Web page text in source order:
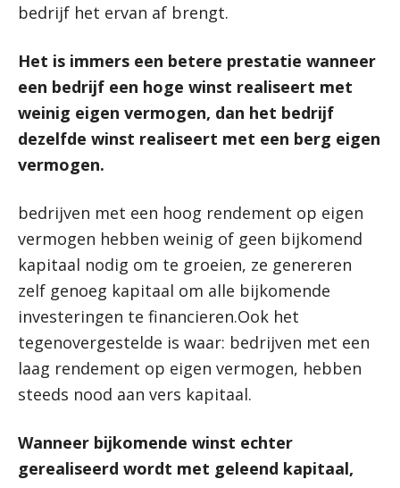
bedrijf het ervan af brengt.
Het is immers een betere prestatie wanneer
een bedrijf een hoge winst realiseert met
weinig eigen vermogen, dan het bedrijf
dezelfde winst realiseert met een berg eigen
vermogen.
bedrijven met een hoog rendement op eigen
vermogen hebben weinig of geen bijkomend
kapitaal nodig om te groeien, ze genereren
zelf genoeg kapitaal om alle bijkomende
investeringen te financieren.Ook het
tegenovergestelde is waar: bedrijven met een
laag rendement op eigen vermogen, hebben
steeds nood aan vers kapitaal.
Wanneer bijkomende winst echter
gerealiseerd wordt met geleend kapitaal,